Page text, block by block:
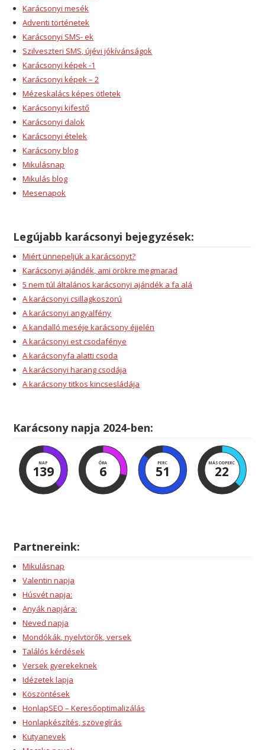
Karácsonyi mesék
Adventi történetek
Karácsonyi SMS- ek
Szilveszteri SMS, újévi jókívánságok
Karácsonyi képek -1
Karácsonyi képek – 2
Mézeskalács képes ötletek
Karácsonyi kifestő
Karácsonyi dalok
Karácsonyi ételek
Karácsony blog
Mikulásnap
Mikulás blog
Mesenapok
Legújabb karácsonyi bejegyzések:
Miért ünnepeljük a karácsonyt?
Karácsonyi ajándék, ami örökre megmarad
5 nem túl általános karácsonyi ajándék a fa alá
A karácsonyi csillagkoszorú
A karácsonyi angyalfény
A kandalló meséje karácsony éjjelén
A karácsonyi est csodafénye
A karácsonyfa alatti csoda
A karácsonyi harang csodája
A karácsony titkos kincsesládája
Karácsony napja 2024-ben:
NAP
139
ÓRA
6
PERC
51
MÁSODPERC
21
Partnereink:
Mikulásnap
Valentin napja
Húsvét napja:
Anyák napjára:
Neved napja
Mondókák, nyelvtörők, versek
Találós kérdések
Versek gyerekeknek
Idézetek lapja
Köszöntések
HonlapSEO – Keresőoptimalizálás
Honlapkészítés, szövegírás
Kutyanevek